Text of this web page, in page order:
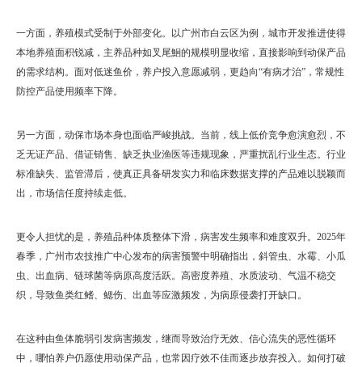
一方面，养殖模式受制于外部变化。以广州市白云区为例，城市开发推进使得
本地养殖面积锐减，主养品种如叉尾鮰的规模明显收缩，直接影响到动保产品
的需求结构。面对低迷鱼价，养户投入意愿减弱，更趋向“有病才治”，常规性
防控产品使用频率下降。
另一方面，动保市场本身也面临严峻挑战。当前，线上低价竞争愈演愈烈，不
乏无证产品、借证销售、缺乏执业渔医等违规现象，严重扰乱行业生态。行业
标准缺失、监管滞后，使真正具备研发实力和临床数据支撑的产品难以脱颖而
出，市场信任度持续走低。
更令人担忧的是，养殖品种体质整体下滑，病害发生频率和难度双升。2025年
春季，广州市农技推广中心发布的病害预警中明确指出，斜管虫、水霉、小瓜
虫、出血病、链球菌等病原高度活跃。高密度养殖、水质波动、气温不稳交
织，导致鱼类红鳍、鳃伤、出血等应激频发，为病原侵袭打开缺口。
在这种由鱼体脆弱引发病害频发，继而导致治疗无效、信心流失的恶性循环
中，哪怕养户仍愿使用动保产品，也常因疗效不佳而逐步放弃投入。如何打破